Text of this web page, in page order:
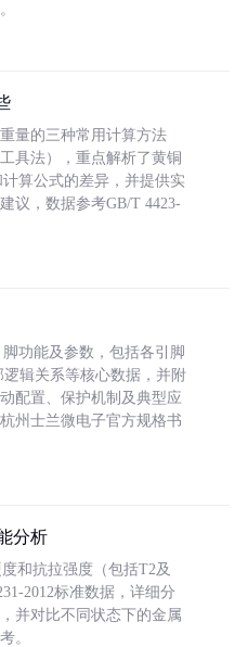
量的三种常用计算方法
具法），重点解析了黄铜
计算公式的差异，并提供实
议，数据参考GB/T 4423-
功能及参数，包括各引脚
辑关系等核心数据，并附
配置、保护机制及典型应
州士兰微电子官方规格书
分析
和抗拉强度（包括T2及
2012标准数据，详细分
并对比不同状态下的金属
。